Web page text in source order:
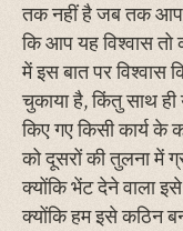
तक नहीं है जब तक आप
कि आप यह विश्वास
में इस बात पर विश्वास
चुकाया है, किंतु साथ
किए गए किसी कार्य
को दूसरों की तुलना में
क्योंकि भेंट देने वाला
क्योंकि हम इसे कठिन